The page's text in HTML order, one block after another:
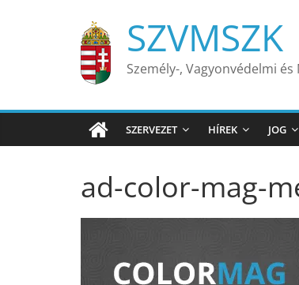
SZVMSZK
Személy-, Vagyonvédelmi
SZERVEZET HÍREK JOG
ad-color-mag-